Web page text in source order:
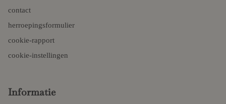
contact
herroepingsformulier
cookie-rapport
cookie-instellingen
Informatie